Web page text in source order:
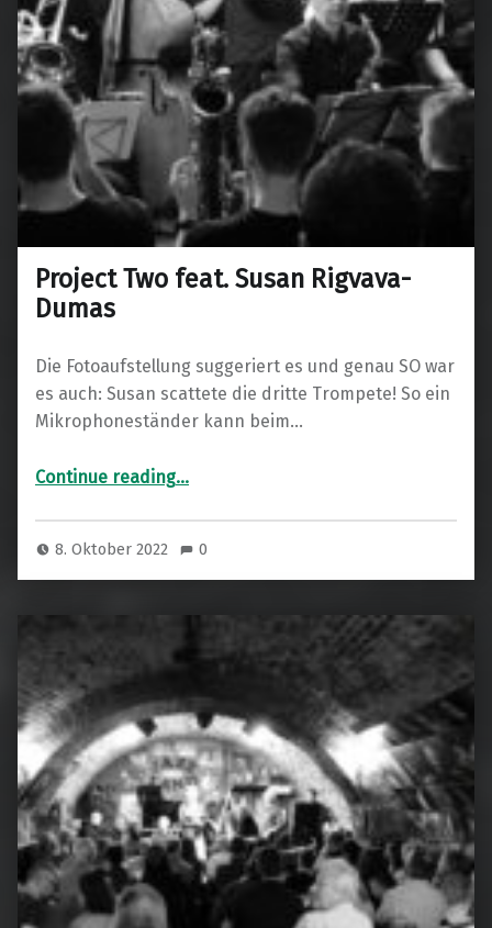
Project Two feat. Susan Rigvava-
Dumas
Die Fotoaufstellung suggeriert es und genau SO war
es auch: Susan scattete die dritte Trompete! So ein
Mikrophoneständer kann beim…
Continue reading“Project Two feat. Susan Rigvava-Dumas”
…
8. Oktober 2022 0